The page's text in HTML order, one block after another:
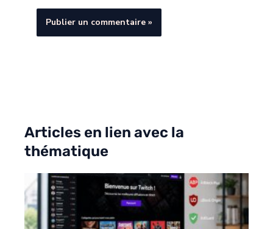
Articles en lien avec la
thématique